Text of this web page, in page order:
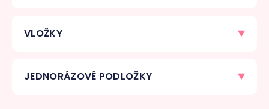
VLOŽKY
JEDNORÁZOVÉ PODLOŽKY